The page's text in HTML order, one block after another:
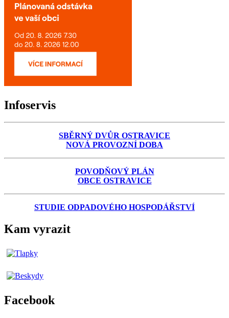
Infoservis
SBĚRNÝ DVŮR OSTRAVICE
NOVÁ PROVOZNÍ DOBA
POVODŇOVÝ PLÁN
OBCE OSTRAVICE
STUDIE ODPADOVÉHO HOSPODÁŘSTVÍ
Kam vyrazit
Facebook